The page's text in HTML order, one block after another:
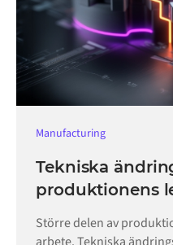
Manufacturing
Tekniska
produktionens
Större delen av